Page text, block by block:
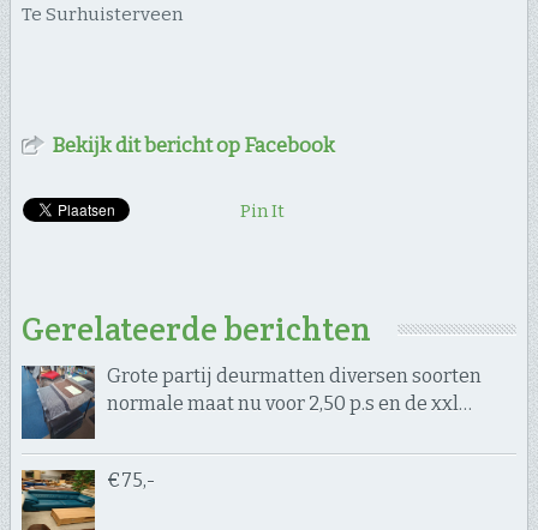
Te Surhuisterveen
Bekijk dit bericht op Facebook
Pin It
Gerelateerde berichten
Grote partij deurmatten diversen soorten
normale maat nu voor 2,50 p.s en de xxl…
€75,-